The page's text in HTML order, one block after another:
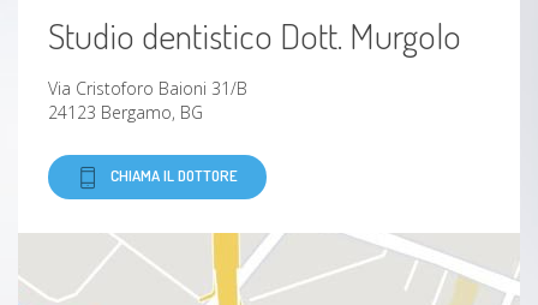
Studio dentistico Dott. Murgolo
Via Cristoforo Baioni 31/B
24123 Bergamo, BG
CHIAMA IL DOTTORE